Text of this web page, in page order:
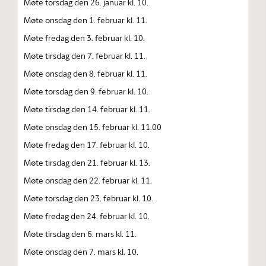
Møte onsdag den 1. februar kl. 11.
Møte fredag den 3. februar kl. 10.
Møte tirsdag den 7. februar kl. 11.
Møte onsdag den 8. februar kl. 11.
Møte torsdag den 9. februar kl. 10.
Møte tirsdag den 14. februar kl. 11.
Møte onsdag den 15. februar kl. 11.00
Møte fredag den 17. februar kl. 10.
Møte tirsdag den 21. februar kl. 13.
Møte onsdag den 22. februar kl. 11.
Møte torsdag den 23. februar kl. 10.
Møte fredag den 24. februar kl. 10.
Møte tirsdag den 6. mars kl. 11.
Møte onsdag den 7. mars kl. 10.